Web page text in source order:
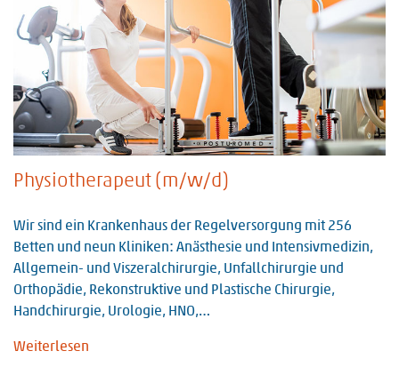
Physiotherapeut (m/w/d)
Wir sind ein Krankenhaus der Regelversorgung mit 256
Betten und neun Kliniken: Anästhesie und Intensivmedizin,
Allgemein- und Viszeralchirurgie, Unfallchirurgie und
Orthopädie, Rekonstruktive und Plastische Chirurgie,
Handchirurgie, Urologie, HNO,…
Weiterlesen